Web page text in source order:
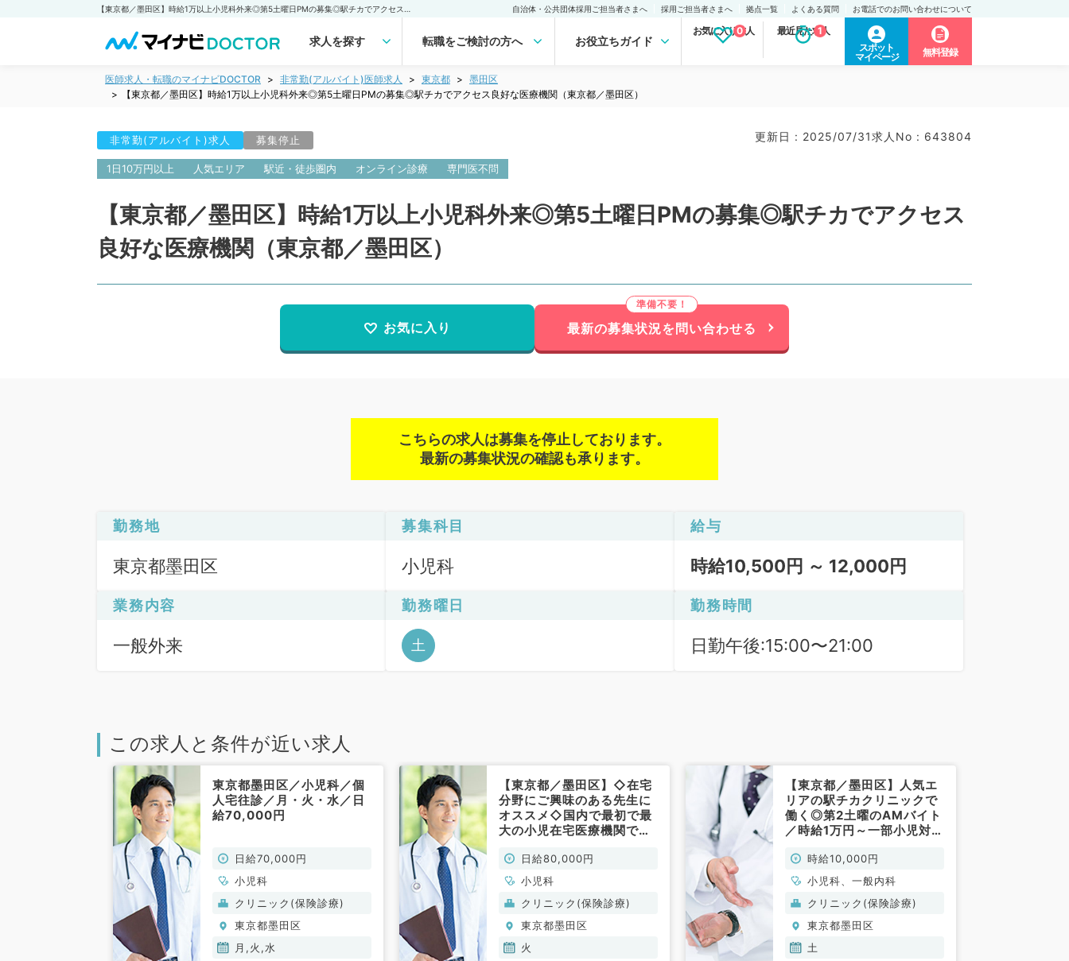
自治体・公共団体採用ご担当者さまへ 採用ご担当者さまへ 拠点一覧 よくある質問 お電話でのお問い合わせについて
求人を探す 転職をご検討の方へ お役立ちガイド
お気に入り求人
0 最近見た求人
1
スポット
マイページ
無料登録
医師求人・転職のマイナビDOCTOR 非常勤(アルバイト)医師求人 東京都
墨田区
【東京都／墨田区】時給1万以上小児科外来◎第5土曜日PMの募集◎駅チカでアクセス良好な医療機関（東京都／墨田区）
非常勤(アルバイト)求人 募集停止 更新日 : 2025/07/31求人No : 643804
1日10万円以上 人気エリア 駅近・徒歩圏内 オンライン診療 専門医不問
【東京都／墨田区】時給1万以上小児科外来◎第5土曜日PMの募集◎駅チカでアクセス
良好な医療機関（東京都／墨田区）
お気に入り 最新の募集状況を問い合わせる
こちらの求人は募集を停止しております。
最新の募集状況の確認も承ります。
勤務地
東京都墨田区
募集科目
小児科
給与
時給10,500円 ～ 12,000円
業務内容
一般外来
勤務曜日
土
勤務時間
日勤午後:15:00〜21:00
この求人と条件が近い求人
東京都墨田区／小児科／個
人宅往診／月・火・水／日
給70,000円
日給70,000円
小児科
クリニック(保険診療)
東京都墨田区
月,火,水
【東京都／墨田区】◇在宅
分野にご興味のある先生に
オススメ◇国内で最初で最
大の小児在宅医療機関でご
期・難病疾患の個人宅往診
をお任せします★日給8万
円★毎週火曜日でのご勤務
（小児科／非常勤）
日給80,000円
小児科
クリニック(保険診療)
東京都墨田区
火
【東京都／墨田区】人気エ
リアの駅チカクリニックで
働く◎第2土曜のAMバイト
／時給1万円～一部小児対応
勤）時給10,000円
小児科、一般内科
クリニック(保険診療)
東京都墨田区
土